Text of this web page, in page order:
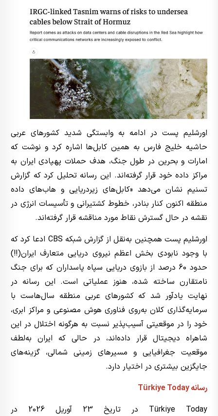
اورشلیم پست در ادامه به وابستگی شدید کشورهای عربی
حاشیه خلیج فارس به همین کابل‌ها اشاره کرد و نوشت که
امارات و بحرین در طول جنگ، هدف حملات پهپادی ایران به
مراکز داده خود قرار گرفته‌اند. این رسانه تحلیل کرد که گزارش
تسنیم نشان می‌دهد «کابل‌های زیردریایی و هاب‌های داده
منطقه اکنون کنار بنادر، خطوط کشتیرانی و تأسیسات انرژی در
نقشه در حال گسترش نقاط مورد مناقشه قرار گرفته‌اند.
اورشلیم پست همچنین به‌نقل از گزارش شبکه CBS ادعا کرد که
با وجود نابودی بخش اعظم نیروی دریایی متعارف ایران(!!)
حدود 60 درصد از بازوی دریایی سپاه پاسداران که برای جنگ
نامتقارن ساخته شده، هنوز عملیاتی است. این رسانه در
نهایت یادآور شد که کشورهای عربی منطقه سال‌هاست با
سرمایه‌گذاری کلان به‌روی فناوری هوش مصنوعی و مراکز ابری،
خود را در موقعیتی آسیب‌پذیر نسبت به هرگونه اختلال در این
شاهراه دیجیتال قرار داده‌اند، در حالی که ایران به‌لطف
موقعیت جغرافیایی و مسیرهای زمینی شمالی، گزینه‌های
جایگزین بیشتری در اختیار دارد.
رسانه Türkiye Today
Türkiye Today در تاریخ 23 آوریل 2026 در